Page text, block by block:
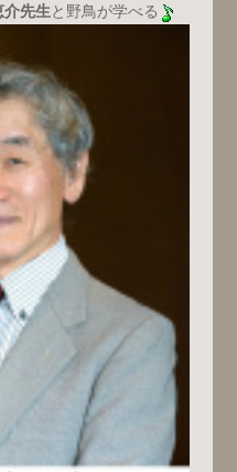
介先生と野鳥が学べる